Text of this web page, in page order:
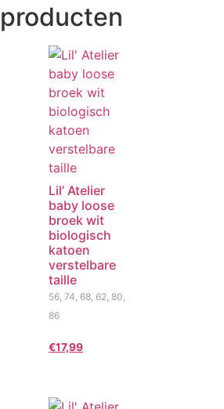
Lil’ Atelier
baby loose
broek wit
biologisch
katoen
verstelbare
taille
56, 74, 68, 62, 80,
86
€17,99